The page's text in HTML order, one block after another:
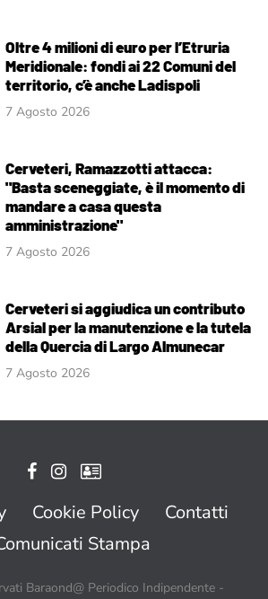
Oltre 4 milioni di euro per l’Etruria
Meridionale: fondi ai 22 Comuni del
territorio, c’è anche Ladispoli
7 Agosto 2026
Cerveteri, Ramazzotti attacca:
"Basta sceneggiate, è il momento di
mandare a casa questa
amministrazione"
7 Agosto 2026
Cerveteri si aggiudica un contributo
Arsial per la manutenzione e la tutela
della Quercia di Largo Almunecar
7 Agosto 2026
Cookie Policy
Contatti
Stampa
Baraond@ Periodico Indipendente -